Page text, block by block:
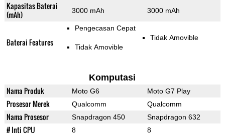
Kapasitas Baterai
(mAh)
3000 mAh 3000 mAh
Baterai Features
Pengecasan Cepat
Tidak Amovible
Tidak Amovible
Komputasi
Nama Produk Moto G6 Moto G7 Play
Prosesor Merek Qualcomm Qualcomm
Nama Prosesor Snapdragon 450 Snapdragon 632
# Inti CPU 8 8